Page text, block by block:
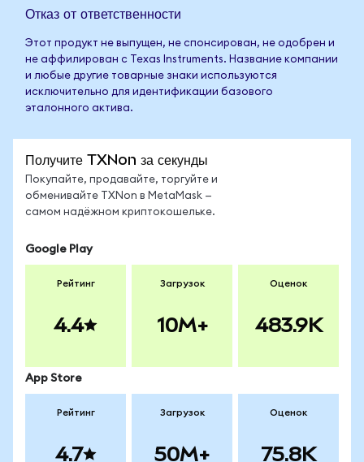
Отказ от ответственности
Этот продукт не выпущен, не спонсирован, не одобрен и
не аффилирован с Texas Instruments. Название компании
и любые другие товарные знаки используются
исключительно для идентификации базового
эталонного актива.
Получите TXNon за секунды
Покупайте, продавайте, торгуйте и
обменивайте TXNon в MetaMask —
самом надёжном криптокошельке.
Google Play
Рейтинг
4.4
Загрузок
10M+
Оценок
483.9K
App Store
Рейтинг
4.7
Загрузок
50M+
Оценок
75.8K